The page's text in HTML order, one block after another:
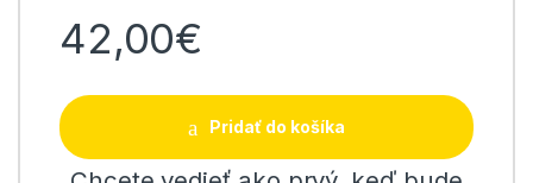
42,00€
Pridať do košíka